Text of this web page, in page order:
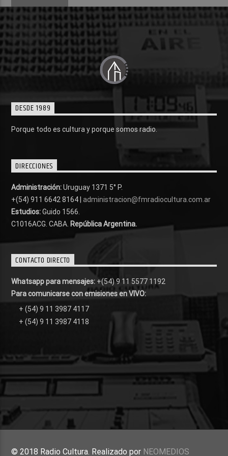
DESDE 1989
Porque todo es cultura y porque somos radio.
DIRECCIONES
Administración:Uruguay 1371 5° P.
+(54) 911 6642 8164 | administracion@fmradiocultura.com.ar
Estudios:Guido 1566.
C1016ACG . CABA. República Argentina.
CONTACTO DIRECTO
Whatsapp para mensajes: +(54) 9 11 5577 1192
Para comunicarse con emisiones en VIVO:
+ (54) 9 11 3987 4117
+ (54) 9 11 3987 4118
© 2018 Radio Cultura. Realizado por NEOMEDIOS